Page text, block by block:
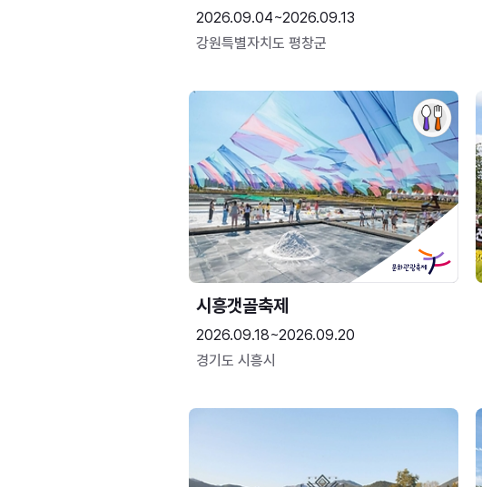
2026.09.04~2026.09.13
강원특별자치도 평창군
시흥갯골축제
2026.09.18~2026.09.20
경기도 시흥시